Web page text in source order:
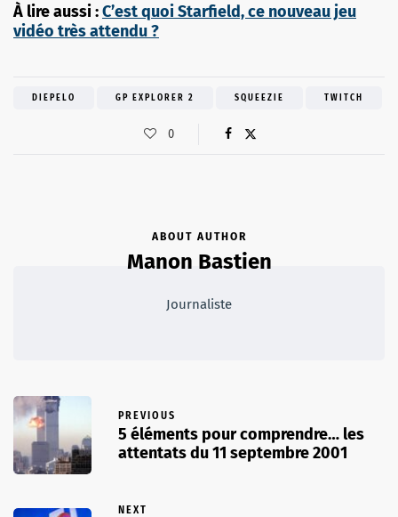
À lire aussi :C’est quoi Starfield, ce nouveau jeu
vidéo très attendu ?
DIEPELO GP EXPLORER 2 SQUEEZIE TWITCH
0
ABOUT AUTHOR
Manon Bastien
Journaliste
PREVIOUS
5 éléments pour comprendre… les
attentats du 11 septembre 2001
NEXT